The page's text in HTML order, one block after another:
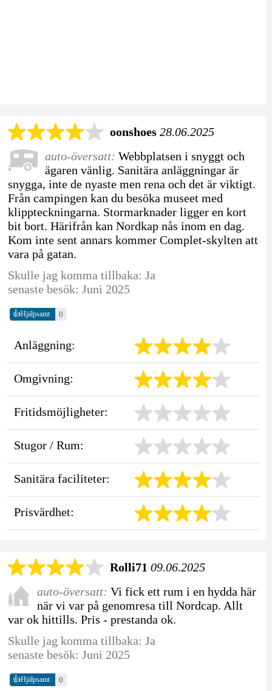
oonshoes 28.06.2025
auto-översatt: Webbplatsen i snyggt och
ägaren vänlig. Sanitära anläggningar är
snygga, inte de nyaste men rena och det är viktigt.
Från campingen kan du besöka museet med
klippteckningarna. Stormarknader ligger en kort
bit bort. Härifrån kan Nordkap nås inom en dag.
Kom inte sent annars kommer Complet-skylten att
vara på gatan.
Skulle jag komma tillbaka: Ja
senaste besök: Juni 2025
👍Hjälpsamt 0
Anläggning:
Omgivning:
Fritidsmöjligheter:
Stugor / Rum:
Sanitära faciliteter:
Prisvärdhet:
Rolli71 09.06.2025
auto-översatt: Vi fick ett rum i en hydda här
när vi var på genomresa till Nordcap. Allt
var ok hittills. Pris - prestanda ok.
Skulle jag komma tillbaka: Ja
senaste besök: Juni 2025
👍Hjälpsamt 0